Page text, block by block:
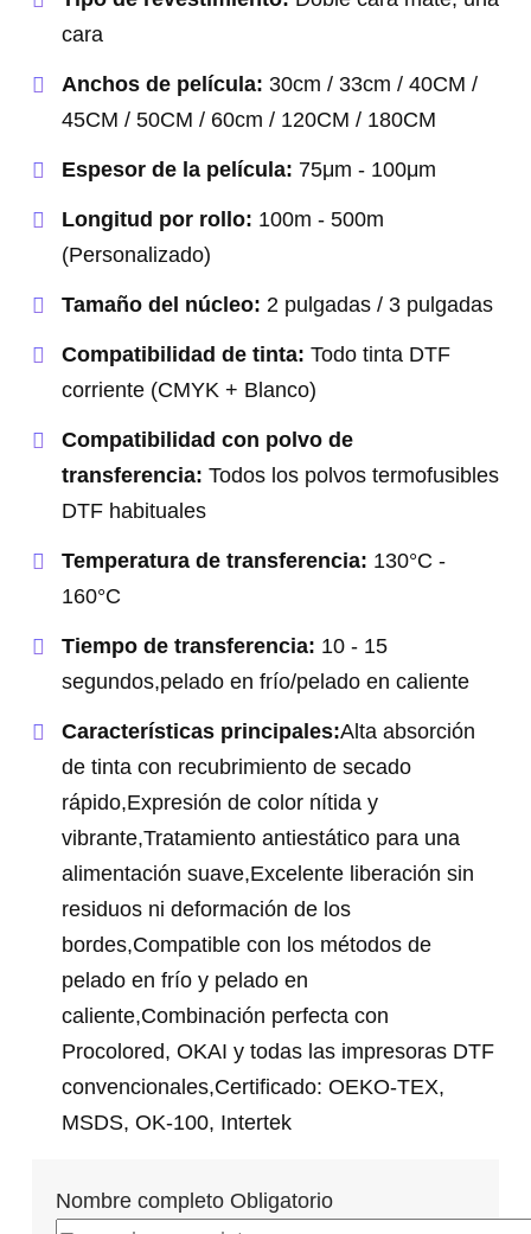
cara
Anchos de película: 30cm / 33cm / 40CM /
45CM / 50CM / 60cm / 120CM / 180CM
Espesor de la película: 75μm - 100μm
Longitud por rollo: 100m - 500m
(Personalizado)
Tamaño del núcleo: 2 pulgadas / 3 pulgadas
Compatibilidad de tinta: Todo tinta DTF
corriente (CMYK + Blanco)
Compatibilidad con polvo de
transferencia: Todos los polvos termofusibles
DTF habituales
Temperatura de transferencia: 130°C -
160°C
Tiempo de transferencia: 10 - 15
segundos,pelado en frío/pelado en caliente
Características principales:Alta absorción
de tinta con recubrimiento de secado
rápido,Expresión de color nítida y
vibrante,Tratamiento antiestático para una
alimentación suave,Excelente liberación sin
residuos ni deformación de los
bordes,Compatible con los métodos de
pelado en frío y pelado en
caliente,Combinación perfecta con
Procolored, OKAI y todas las impresoras DTF
convencionales,Certificado: OEKO-TEX,
MSDS, OK-100, Intertek
Nombre completo Obligatorio